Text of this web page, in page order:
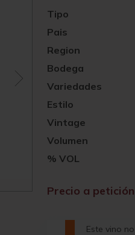
Pais
Vintage
Region
Volumen
Bodega
% VOL
Variedades
Tipo
Estilo
Precio a petición
Este vino